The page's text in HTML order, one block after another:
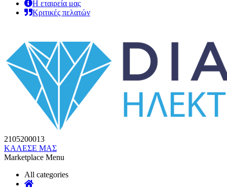
Η εταιρεία μας
Κριτικές πελατών
2105200013
ΚΑΛΕΣΕ ΜΑΣ
Marketplace Menu
All categories